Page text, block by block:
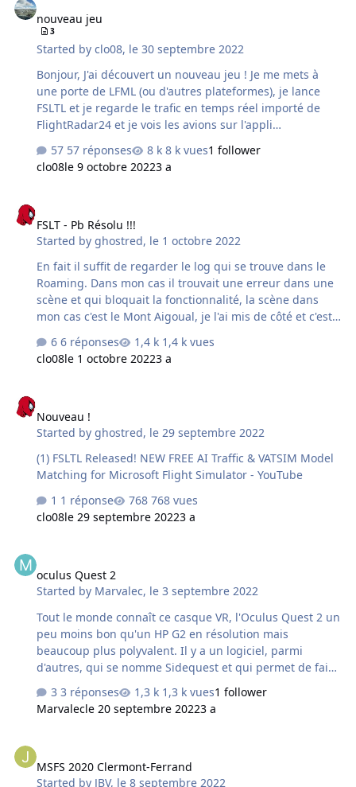
nouveau jeu
3
Started byclo08, le 30 septembre 2022
Bonjour, J'ai découvert un nouveau jeu ! Je me mets à
une porte de LFML (ou d'autres plateformes), je lance
FSLTL et je regarde le trafic en temps réel importé de
FlightRadar24 et je vois les avions sur l'appli
FlightRadar24 et dans le simu c'est absolument bluffant.
57 réponses 8 k vues1 follower
clo08le 9 octobre 20223 a
FSLT - Pb Résolu !!!
Started byghostred, le 1 octobre 2022
En fait il suffit de regarder le log qui se trouve dans le
Roaming. Dans mon cas il trouvait une erreur dans une
scène et qui bloquait la fonctionnalité, la scène dans
mon cas c'est le Mont Aigoual, je l'ai mis de côté et c'est
reparti !
6 réponses
1,4 k vues
clo08le 1 octobre 20223 a
Nouveau !
Started byghostred, le 29 septembre 2022
(1) FSLTL Released! NEW FREE AI Traffic & VATSIM Model
Matching for Microsoft Flight Simulator - YouTube
1 réponse
768 vues
clo08le 29 septembre 20223 a
oculus Quest 2
Started by Marvalec, le 3 septembre 2022
Tout le monde connaît ce casque VR, l'Oculus Quest 2 un
peu moins bon qu'un HP G2 en résolution mais
beaucoup plus polyvalent. Il y a un logiciel, parmi
d'autres, qui se nomme Sidequest et qui permet de faire
pas mal de choses, entre autres vis à vis de l'affichage
ou de la résolution standard, oui on peut complètement
arriver à obtenir une qualité supérieure, si le jeu est
VR de la plate-forme Steam ) que sur ceux en mode
autonome, en effet dans cette utilisation on a une sorte
3 réponses 1,3 k vues1 follower
Marvalecle 20 septembre 20223 a
MSFS 2020 Clermont-Ferrand
Started by JBV, le 8 septembre 2022